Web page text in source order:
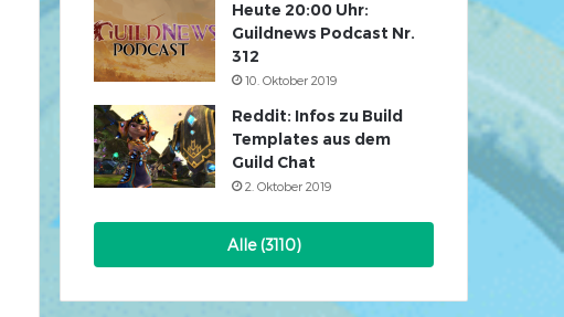
Heute 20:00 Uhr:
Guildnews Podcast Nr.
312
10. Oktober 2019
Reddit: Infos zu Build
Templates aus dem
Guild Chat
2. Oktober 2019
Alle (3110)